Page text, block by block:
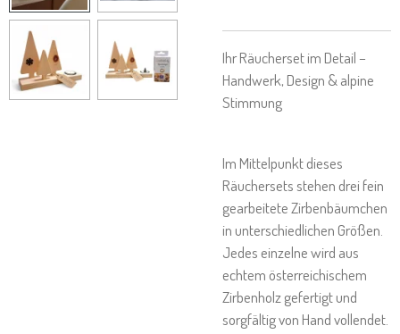
Ihr Räucherset im Detail –
Handwerk, Design & alpine
Stimmung
Im Mittelpunkt dieses
Räuchersets stehen drei fein
gearbeitete Zirbenbäumchen
in unterschiedlichen Größen.
Jedes einzelne wird aus
echtem österreichischem
Zirbenholz gefertigt und
sorgfältig von Hand vollendet.